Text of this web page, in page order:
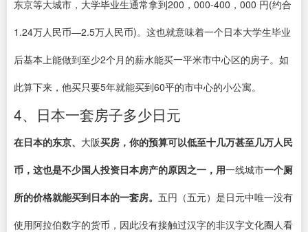
东京等大城市，大学毕业生通常拿到200，000-400，000 円(约合
1.24万人民币—2.5万人民币)。这也就意味着一个日本大学生毕业
后基本上能做到至少2个月的薪水能买一平米市中心区的房子。如
此算下来，他买只要5年就能买到60平的市中心的小公寓。
4、日本一套房子多少日元
在日本的东京、 大阪买房，你的预算可以低至十几万甚至几万人民
币，这也是不少国人投资日本房产的原因之一，用一线城市一个厕
所的价格就能买到日本的一套房。 五円（五元）是日元中唯一没有
使用阿拉伯数字的货币，因此没有接触过汉字的非汉字文化圈人看